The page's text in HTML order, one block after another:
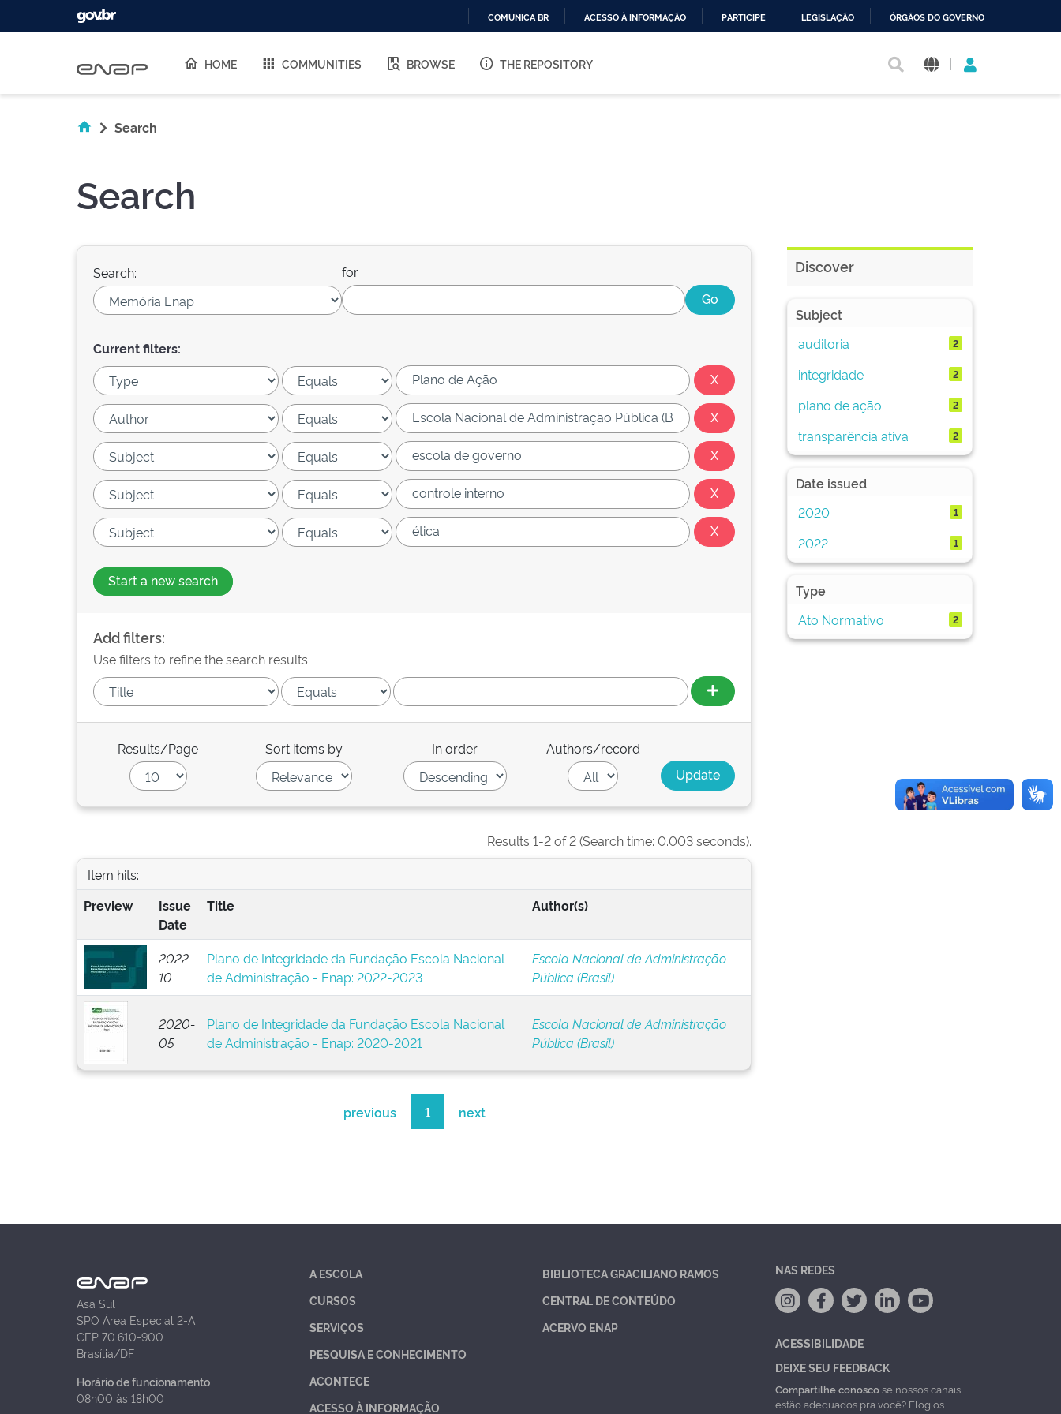
O
COMUNICA BR ACESSO À INFORMAÇÃO PARTICIPE LEGISLAÇÃO ÓRGÃOS DO GOVERNO
HOME COMMUNITIES BROWSE THE REPOSITORY |
Search
Search
Search: for
Current filters:
Start a new search
Add filters:
Use filters to refine the search results.
Results/Page Sort items by In order Authors/record
Results 1-2 of 2 (Search time: 0.003 seconds).
Item hits:
Preview
Issue
Date
Title Author(s)
2022-
10
Plano de Integridade da Fundação Escola Nacional
de Administração - Enap: 2022-2023
Escola Nacional de Administração
Pública (Brasil)
2020-
05
Plano de Integridade da Fundação Escola Nacional
de Administração - Enap: 2020-2021
Escola Nacional de Administração
Pública (Brasil)
previous 1 next
Discover
Subject
auditoria
2
integridade 2
plano de ação 2
transparência ativa 2
Date issued
2020
1
2022 1
Type
Ato Normativo
2
Asa Sul
SPO Área Especial 2-A
CEP 70.610-900
Brasília/DF
Horário de funcionamento
08h00 às 18h00
A ESCOLA
CURSOS
SERVIÇOS
PESQUISA E CONHECIMENTO
ACONTECE
ACESSO À INFORMAÇÃO
BIBLIOTECA GRACILIANO RAMOS
CENTRAL DE CONTEÚDO
ACERVO ENAP
NAS REDES
ACESSIBILIDADE
DEIXE SEU FEEDBACK
Compartilhe conoscose nossos canais
estão adequados pra você? Elogios